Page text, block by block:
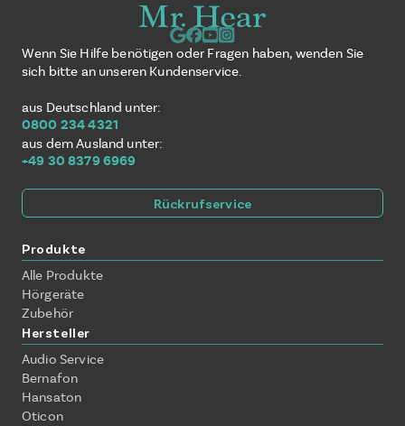
Wenn Sie Hilfe benötigen oder Fragen haben, wenden Sie
sich bitte an unseren Kundenservice.
aus Deutschland unter:
0800 234 4321
aus dem Ausland unter:
+49 30 8379 6969
Rückrufservice
Produkte
Alle Produkte
Hörgeräte
Zubehör
Hersteller
Audio Service
Bernafon
Hansaton
Oticon